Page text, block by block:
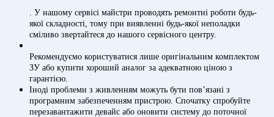
. У нашому сервісі майстри проводять ремонтні роботи будь-
якої складності, тому при виявленні будь-якої неполадки
сміливо звертайтеся до нашого сервісного центру.
Рекомендуємо користуватися лише оригінальним комплектом
ЗУ або купити хороший аналог за адекватною ціною з
гарантією.
Іноді проблеми з живленням можуть бути пов’язані з
програмним забезпеченням пристрою. Спочатку спробуйте
перезавантажити девайс або оновити систему до поточної